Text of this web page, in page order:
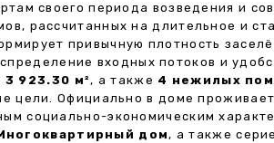
своего периода возведения и
рассчитанных на длительное и
привычную плотность
входных потоков и
3 923.30 м², а также 4 нежилых
цели. Официально в доме проживает
социально-экономическим
дом, а также